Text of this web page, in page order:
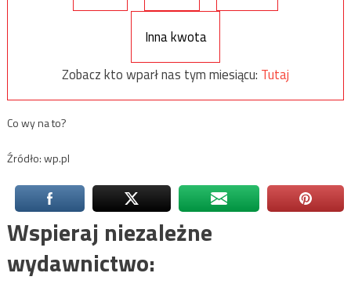
Inna kwota
Zobacz kto wparł nas tym miesiącu: Tutaj
Co wy na to?
Źródło: wp.pl
Wspieraj niezależne
wydawnictwo: